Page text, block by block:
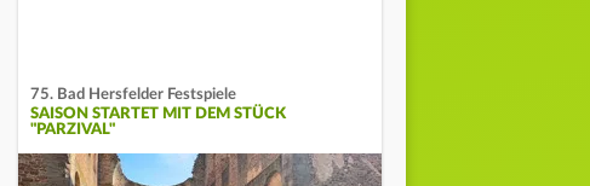
75. Bad Hersfelder Festspiele
SAISON STARTET MIT DEM STÜCK
"PARZIVAL"